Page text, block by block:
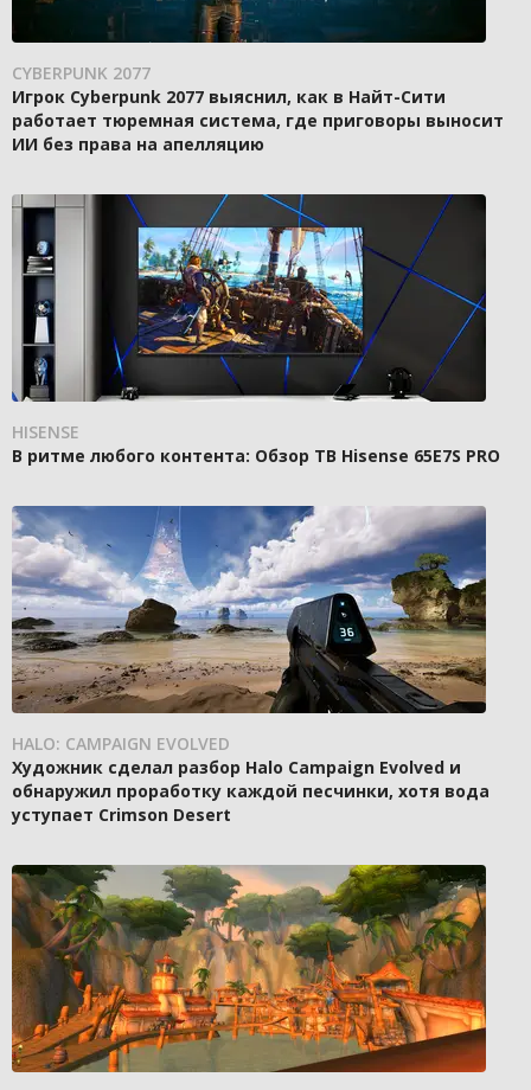
CYBERPUNK 2077
Игрок Cyberpunk 2077 выяснил, как в Найт-Сити
работает тюремная система, где приговоры выносит
ИИ без права на апелляцию
HISENSE
В ритме любого контента: Обзор ТВ Hisense 65E7S PRO
HALO: CAMPAIGN EVOLVED
Художник сделал разбор Halo Campaign Evolved и
обнаружил проработку каждой песчинки, хотя вода
уступает Crimson Desert